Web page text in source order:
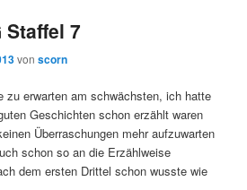
Staffel 7
vonscorn
zu erwarten am schwächsten, ich hatte
Geschichten schon erzählt waren
Überraschungen mehr aufzuwarten
schon so an die Erzählweise
dem ersten Drittel schon wusste wie